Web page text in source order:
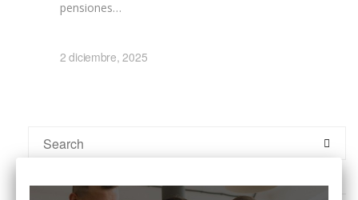
pensiones…
2 diciembre, 2025